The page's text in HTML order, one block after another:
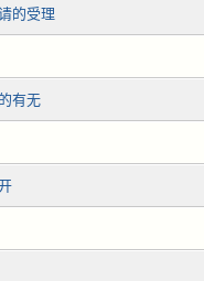
的受理
有无